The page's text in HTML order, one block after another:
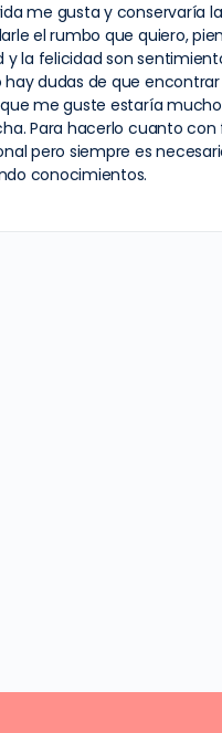
me gusta y conservaría
el rumbo que quiero,
y la felicidad son
hay dudas de que
me guste estaría
Para hacerlo cuanto
pero siempre es
conocimientos.